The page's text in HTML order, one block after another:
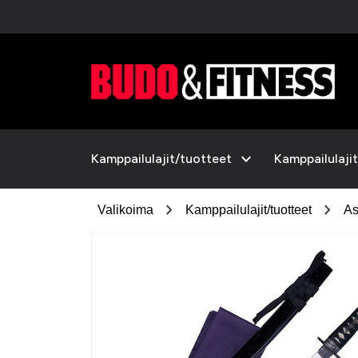
Kamppailulajit/tuotteet expand_more
Valikoima chevron_right Kamppailulajit/tuotteet chevron_right